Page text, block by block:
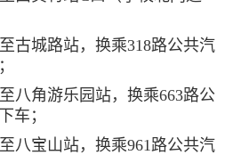
古城路站，换乘318路公共汽
八角游乐园站，换乘663路公
车；
八宝山站，换乘961路公共汽